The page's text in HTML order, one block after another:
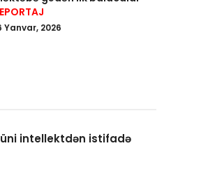
Yanvar, 2026
intellektdən istifadə